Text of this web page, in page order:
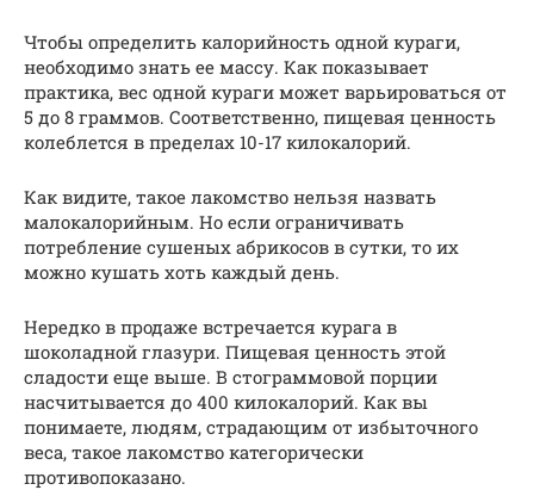
Чтобы определить калорийность одной кураги,
необходимо знать ее массу. Как показывает
практика, вес одной кураги может варьироваться от
5 до 8 граммов. Соответственно, пищевая ценность
колеблется в пределах 10-17 килокалорий.
Как видите, такое лакомство нельзя назвать
малокалорийным. Но если ограничивать
потребление сушеных абрикосов в сутки, то их
можно кушать хоть каждый день.
Нередко в продаже встречается курага в
шоколадной глазури. Пищевая ценность этой
сладости еще выше. В стограммовой порции
насчитывается до 400 килокалорий. Как вы
понимаете, людям, страдающим от избыточного
веса, такое лакомство категорически
противопоказано.